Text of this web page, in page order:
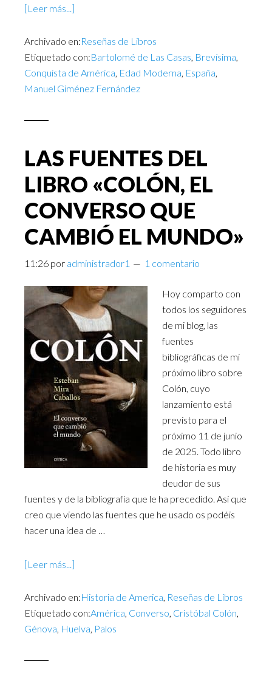
[Leer más...]
Archivado en:Reseñas de Libros
Etiquetado con:Bartolomé de Las Casas, Brevísima,
Conquista de América, Edad Moderna, España,
Manuel Giménez Fernández
LAS FUENTES DEL
LIBRO «COLÓN, EL
CONVERSO QUE
CAMBIÓ EL MUNDO»
11:26 por administrador1 1 comentario
Hoy comparto con
todos los seguidores
de mi blog, las
fuentes
bibliográficas de mi
próximo libro sobre
Colón, cuyo
lanzamiento está
previsto para el
próximo 11 de junio
de 2025. Todo libro
de historia es muy
deudor de sus
fuentes y de la bibliografía que le ha precedido. Así que
creo que viendo las fuentes que he usado os podéis
hacer una idea de …
[Leer más...]
Archivado en:Historia de America, Reseñas de Libros
Etiquetado con:América, Converso, Cristóbal Colón,
Génova, Huelva, Palos